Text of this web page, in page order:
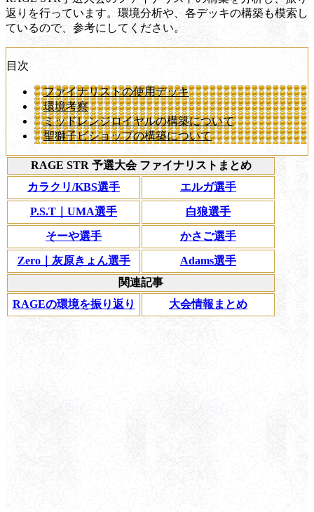
返りを行っています。環境分析や、各デッキの構築も模索し
ているので、参考にしてください。
目次
ファイナリストの使用デッキ
環境考察
ミッドレンジロイヤルの構築について
聖獅子ビショップの構築について
RAGE STR 予選大会 ファイナリストまとめ
カラクリ/KBS選手
エルガ選手
P.S.T｜UMA選手 白狼選手
そーや選手 かさご選手
Zero｜灰原きょん選手
Adams選手
関連記事
RAGEの環境を振り返り
大会情報まとめ